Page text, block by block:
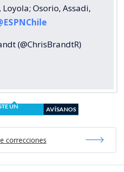
Loyola; Osorio, Assadi,
(@ChrisBrandtR)
UN
AVÍSANOS
correcciones